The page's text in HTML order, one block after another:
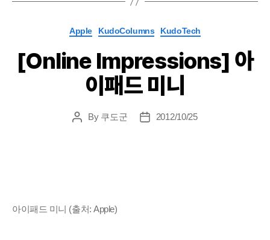
Categories
Apple KudoColumns KudoTech
[Online Impressions] 아
이패드 미니
PostBy 쿠도군
Post2012/10/25
아이패드 미니 (출처: Apple)